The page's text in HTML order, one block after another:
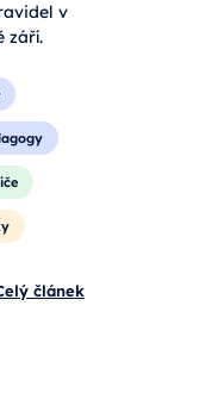
v
září.
článek